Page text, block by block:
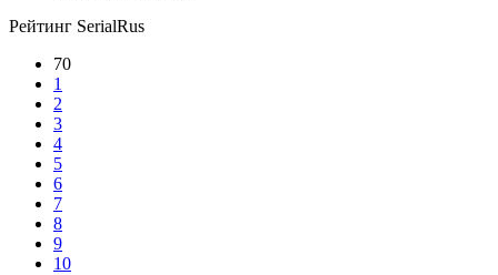
Рейтинг SerialRus
70
1
2
3
4
5
6
7
8
9
10